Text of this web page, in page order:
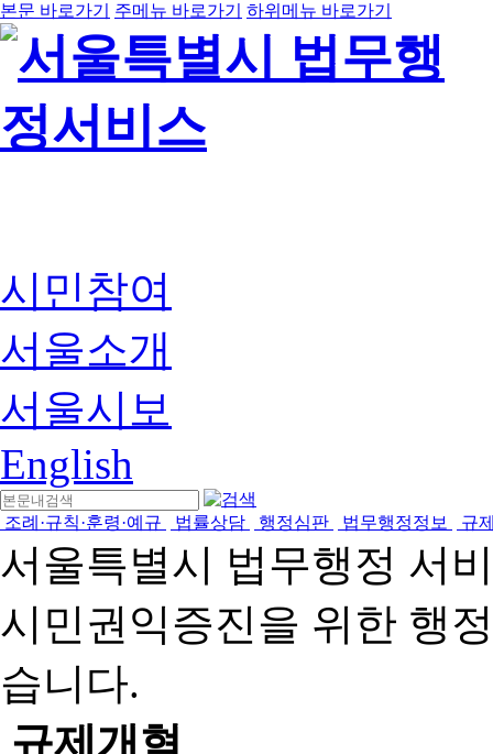
본문 바로가기 주메뉴 바로가기 하위메뉴 바로가기
시민참여
서울소개
서울시보
English
조례·규칙·훈령·예규 법률상담 행정심판 법무행정정보 규
서울특별시 법무행정 서
시민권익증진을 위한 행
습니다.
규제개혁